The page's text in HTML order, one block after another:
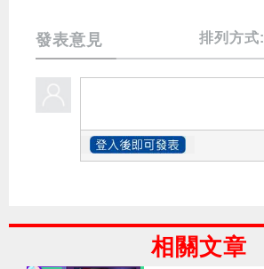
發表意見 排列方式:
相關文章